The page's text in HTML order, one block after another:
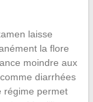
laisse
la flore
moindre aux
diarrhées
régime permet